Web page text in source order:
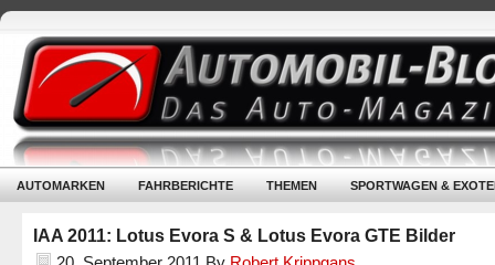
AUTOMARKEN FAHRBERICHTE THEMEN SPORTWAGEN &
IAA 2011: Lotus Evora S & Lotus Evora GTE Bilder